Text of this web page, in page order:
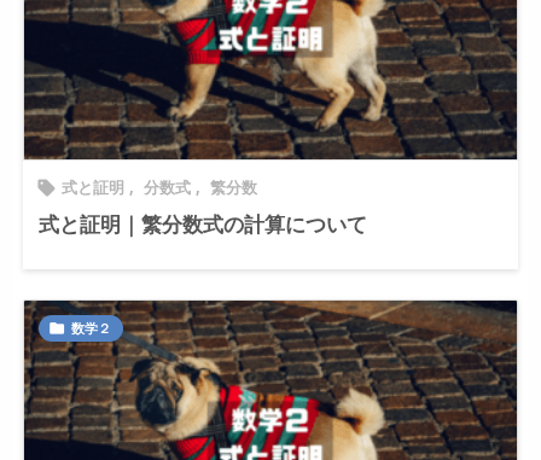
 式と証明 , 分数式 , 繁分数
式と証明｜繁分数式の計算について
 数学２